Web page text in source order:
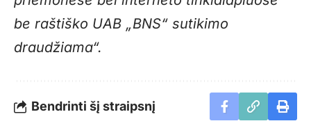
be raštiško UAB „BNS“ sutikimo
draudžiama“.
Bendrinti šį straipsnį